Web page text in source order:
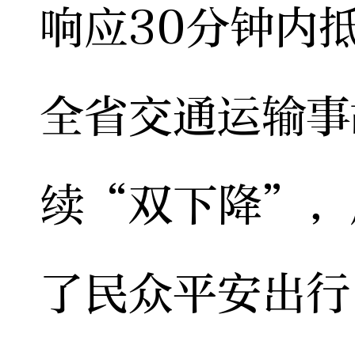
响应30分钟内
全省交通运输
续“双下降”，
了民众平安出